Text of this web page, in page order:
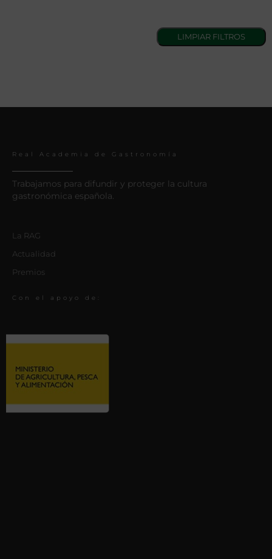
Real Academia de Gastronomía
Trabajamos para difundir y proteger la cultura
gastronómica española.
La RAG
Actualidad
Premios
Con el apoyo de: